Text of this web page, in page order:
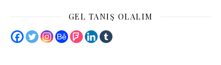
GEL TANIŞ OLALIM